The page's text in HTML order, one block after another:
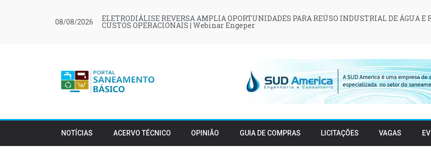
08/08/2026 ELETRODIÁLISE REVERSA AMPLIA OPORTUNIDADES PARA REÚSO INDUSTRIAL DE ÁGUA E
CUSTOS OPERACIONAIS | Webinar Engeper
NOTÍCIAS ACERVO TÉCNICO OPINIÃO GUIA DE COMPRAS LICITAÇÕES VAGAS